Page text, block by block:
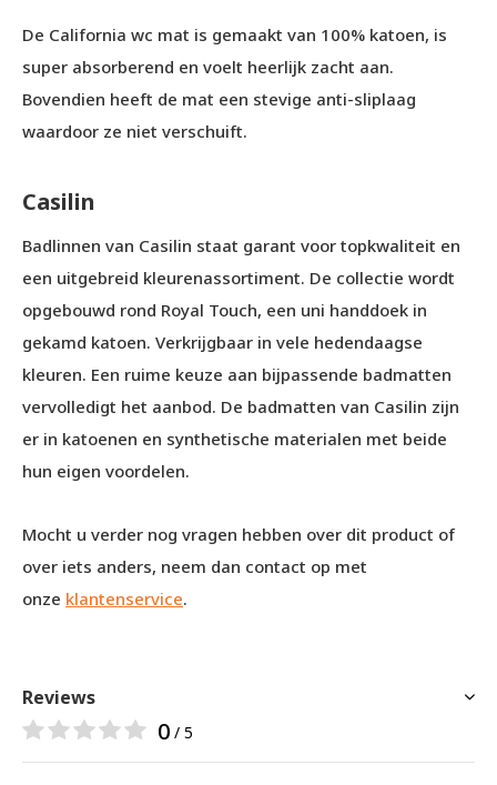
De California wc mat is gemaakt van 100% katoen, is
super absorberend en voelt heerlijk zacht aan.
Bovendien heeft de mat een stevige anti-sliplaag
waardoor ze niet verschuift.
Casilin
Badlinnen van Casilin staat garant voor topkwaliteit en
een uitgebreid kleurenassortiment. De collectie wordt
opgebouwd rond Royal Touch, een uni handdoek in
gekamd katoen. Verkrijgbaar in vele hedendaagse
kleuren. Een ruime keuze aan bijpassende badmatten
vervolledigt het aanbod. De badmatten van Casilin zijn
er in katoenen en synthetische materialen met beide
hun eigen voordelen.
Mocht u verder nog vragen hebben over dit product of
over iets anders, neem dan contact op met
onze klantenservice.
Reviews
0 / 5